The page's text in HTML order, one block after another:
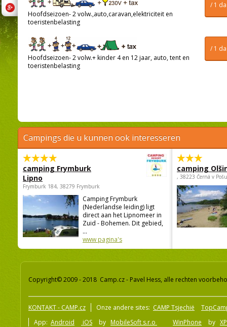
/ 1
Hoofdseizoen- 2 volw.,auto,caravan,elektriciteit en
toeristenbelasting
/ 1
Hoofdseizoen- 2 volw.+ kinder 4 en 12 jaar, auto, tent en
toeristenbelasting
Campings die u kunnen ook interesseren
camping Frymburk
Lipno
Frymburk 184, 38279 Frymburk
Camping Frymburk
(Nederlandse leiding) ligt
direct aan het Lipnomeer in
Zuid - Bohemen. Dit gebied,
...
www pagina's
camping
, 38223 Černá v
Copyright© 2009 - 2018 Camp.cz - Pavel Hess, alle rechten
KONTAKT - CAMP.cz Onze andere sites: CAMP Tsjechië
App: Android iOS by MobileSoft s.r.o WinPhone by